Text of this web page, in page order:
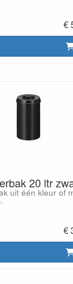
€
20 ltr
uit één kleur of
€